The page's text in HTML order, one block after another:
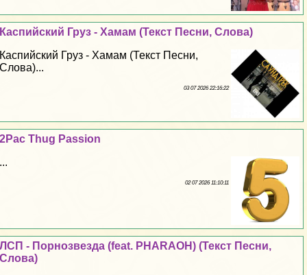
Каспийский Груз - Хамам (Текст Песни, Слова)
Каспийский Груз - Хамам (Текст Песни,
Слова)...
03 07 2026 22:16:22
2Pac Thug Passion
...
02 07 2026 11:10:11
ЛСП - Пopнозвезда (feat. PHARAOH) (Текст Песни,
Слова)